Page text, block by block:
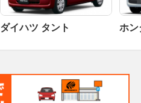
ダイハツ タント ホン